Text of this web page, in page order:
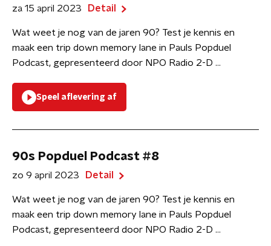
za 15 april 2023 Detail
Wat weet je nog van de jaren 90? Test je kennis en
maak een trip down memory lane in Pauls Popduel
Podcast, gepresenteerd door NPO Radio 2-D ...
Speel aflevering af
90s Popduel Podcast #8
zo 9 april 2023 Detail
Wat weet je nog van de jaren 90? Test je kennis en
maak een trip down memory lane in Pauls Popduel
Podcast, gepresenteerd door NPO Radio 2-D ...